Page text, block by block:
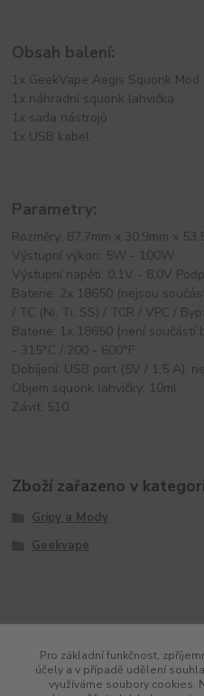
Obsah balení:
1x GeekVape Aegis Squonk Mod
1x náhradní squonk lahvička
1x sada nástrojů
1x USB kabel
Parametry:
Rozměry: 87,7mm x 30,9mm x
Výstupní výkon: 5W - 100W
Výstupní napětí: 0,1V - 8,0V
Baterie: 2x 18650 (nejsou
/ TC (Ni, Ti, SS) / TCR / VPC /
Baterie: 1x 18650 (není
- 315°C / 200 - 600°F
Dobíjení: USB port (5V / 1,5 A),
Objem squonk lahvičky: 10ml
Závit: 510
Zboží zařazeno v
Gripy a Mody
Geekvape
Pro základní funkčnost,
účely a v případě udělení
využíváme soubory cookies.